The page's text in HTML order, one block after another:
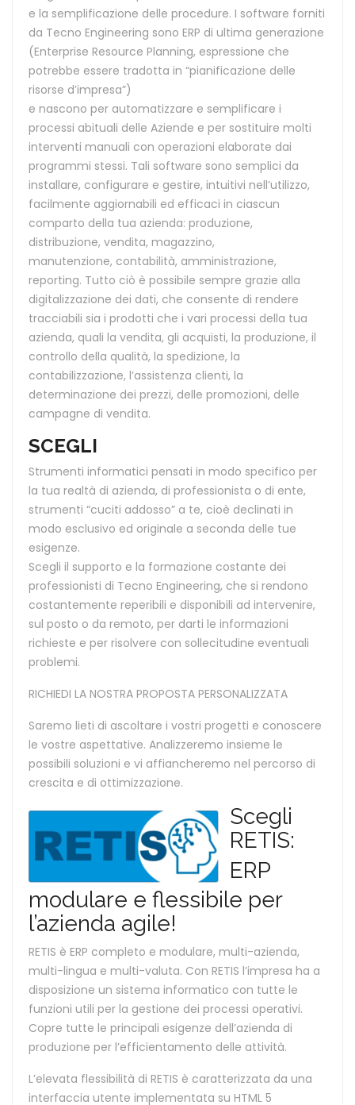
e la semplificazione delle procedure. I software forniti
da Tecno Engineering sono ERP di ultima generazione
(Enterprise Resource Planning, espressione che
potrebbe essere tradotta in “pianificazione delle
risorse d’impresa”)
e nascono per automatizzare e semplificare i
processi abituali delle Aziende e per sostituire molti
interventi manuali con operazioni elaborate dai
programmi stessi. Tali software sono semplici da
installare, configurare e gestire, intuitivi nell’utilizzo,
facilmente aggiornabili ed efficaci in ciascun
comparto della tua azienda: produzione,
distribuzione, vendita, magazzino,
manutenzione, contabilità, amministrazione,
reporting. Tutto ciò è possibile sempre grazie alla
digitalizzazione dei dati, che consente di rendere
tracciabili sia i prodotti che i vari processi della tua
azienda, quali la vendita, gli acquisti, la produzione, il
controllo della qualità, la spedizione, la
contabilizzazione, l’assistenza clienti, la
determinazione dei prezzi, delle promozioni, delle
campagne di vendita.
SCEGLI
Strumenti informatici pensati in modo specifico per
la tua realtà di azienda, di professionista o di ente,
strumenti “cuciti addosso” a te, cioè declinati in
modo esclusivo ed originale a seconda delle tue
esigenze.
Scegli il supporto e la formazione costante dei
professionisti di Tecno Engineering, che si rendono
costantemente reperibili e disponibili ad intervenire,
sul posto o da remoto, per darti le informazioni
richieste e per risolvere con sollecitudine eventuali
problemi.
RICHIEDI LA NOSTRA PROPOSTA PERSONALIZZATA
Saremo lieti di ascoltare i vostri progetti e conoscere
le vostre aspettative. Analizzeremo insieme le
possibili soluzioni e vi affiancheremo nel percorso di
crescita e di ottimizzazione.
Scegli
RETIS:
ERP
modulare e flessibile per
l’azienda agile!
RETIS è ERP completo e modulare, multi-azienda,
multi-lingua e multi-valuta. Con RETIS l’impresa ha a
disposizione un sistema informatico con tutte le
funzioni utili per la gestione dei processi operativi.
Copre tutte le principali esigenze dell’azienda di
produzione per l’efficientamento delle attività.
L’elevata flessibilità di RETIS è caratterizzata da una
interfaccia utente implementata su HTML 5